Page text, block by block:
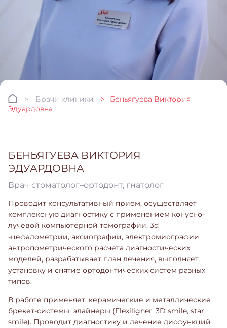
Врачи клиники
Беньягуева Виктория
Эдуардовна
БЕНЬЯГУЕВА ВИКТОРИЯ
ЭДУАРДОВНА
Врач стоматолог–ортодонт, гнатолог
Проводит консультативный прием, осуществляет
комплексную диагностику с применением конусно-
лучевой компьютерной томографии, 3d
-цефалометрии, аксиографии, электромиографии,
антропометрического расчета диагностических
моделей, разрабатывает план лечения, выполняет
установку и снятие ортодонтических систем разных
типов.
В работе применяет: керамические и металлические
брекет-системы, элайнеры (Flexiligner, 3D smile, star
smile). Проводит диагностику и лечение дисфункций